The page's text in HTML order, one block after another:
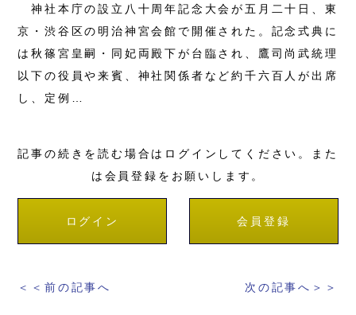
神社本庁の設立八十周年記念大会が五月二十日、東
京・渋谷区の明治神宮会館で開催された。記念式典に
は秋篠宮皇嗣・同妃両殿下が台臨され、鷹司尚武統理
以下の役員や来賓、神社関係者など約千六百人が出席
し、定例…
記事の続きを読む場合はログインしてください。また
は会員登録をお願いします。
ログイン 会員登録
＜＜前の記事へ 次の記事へ＞＞